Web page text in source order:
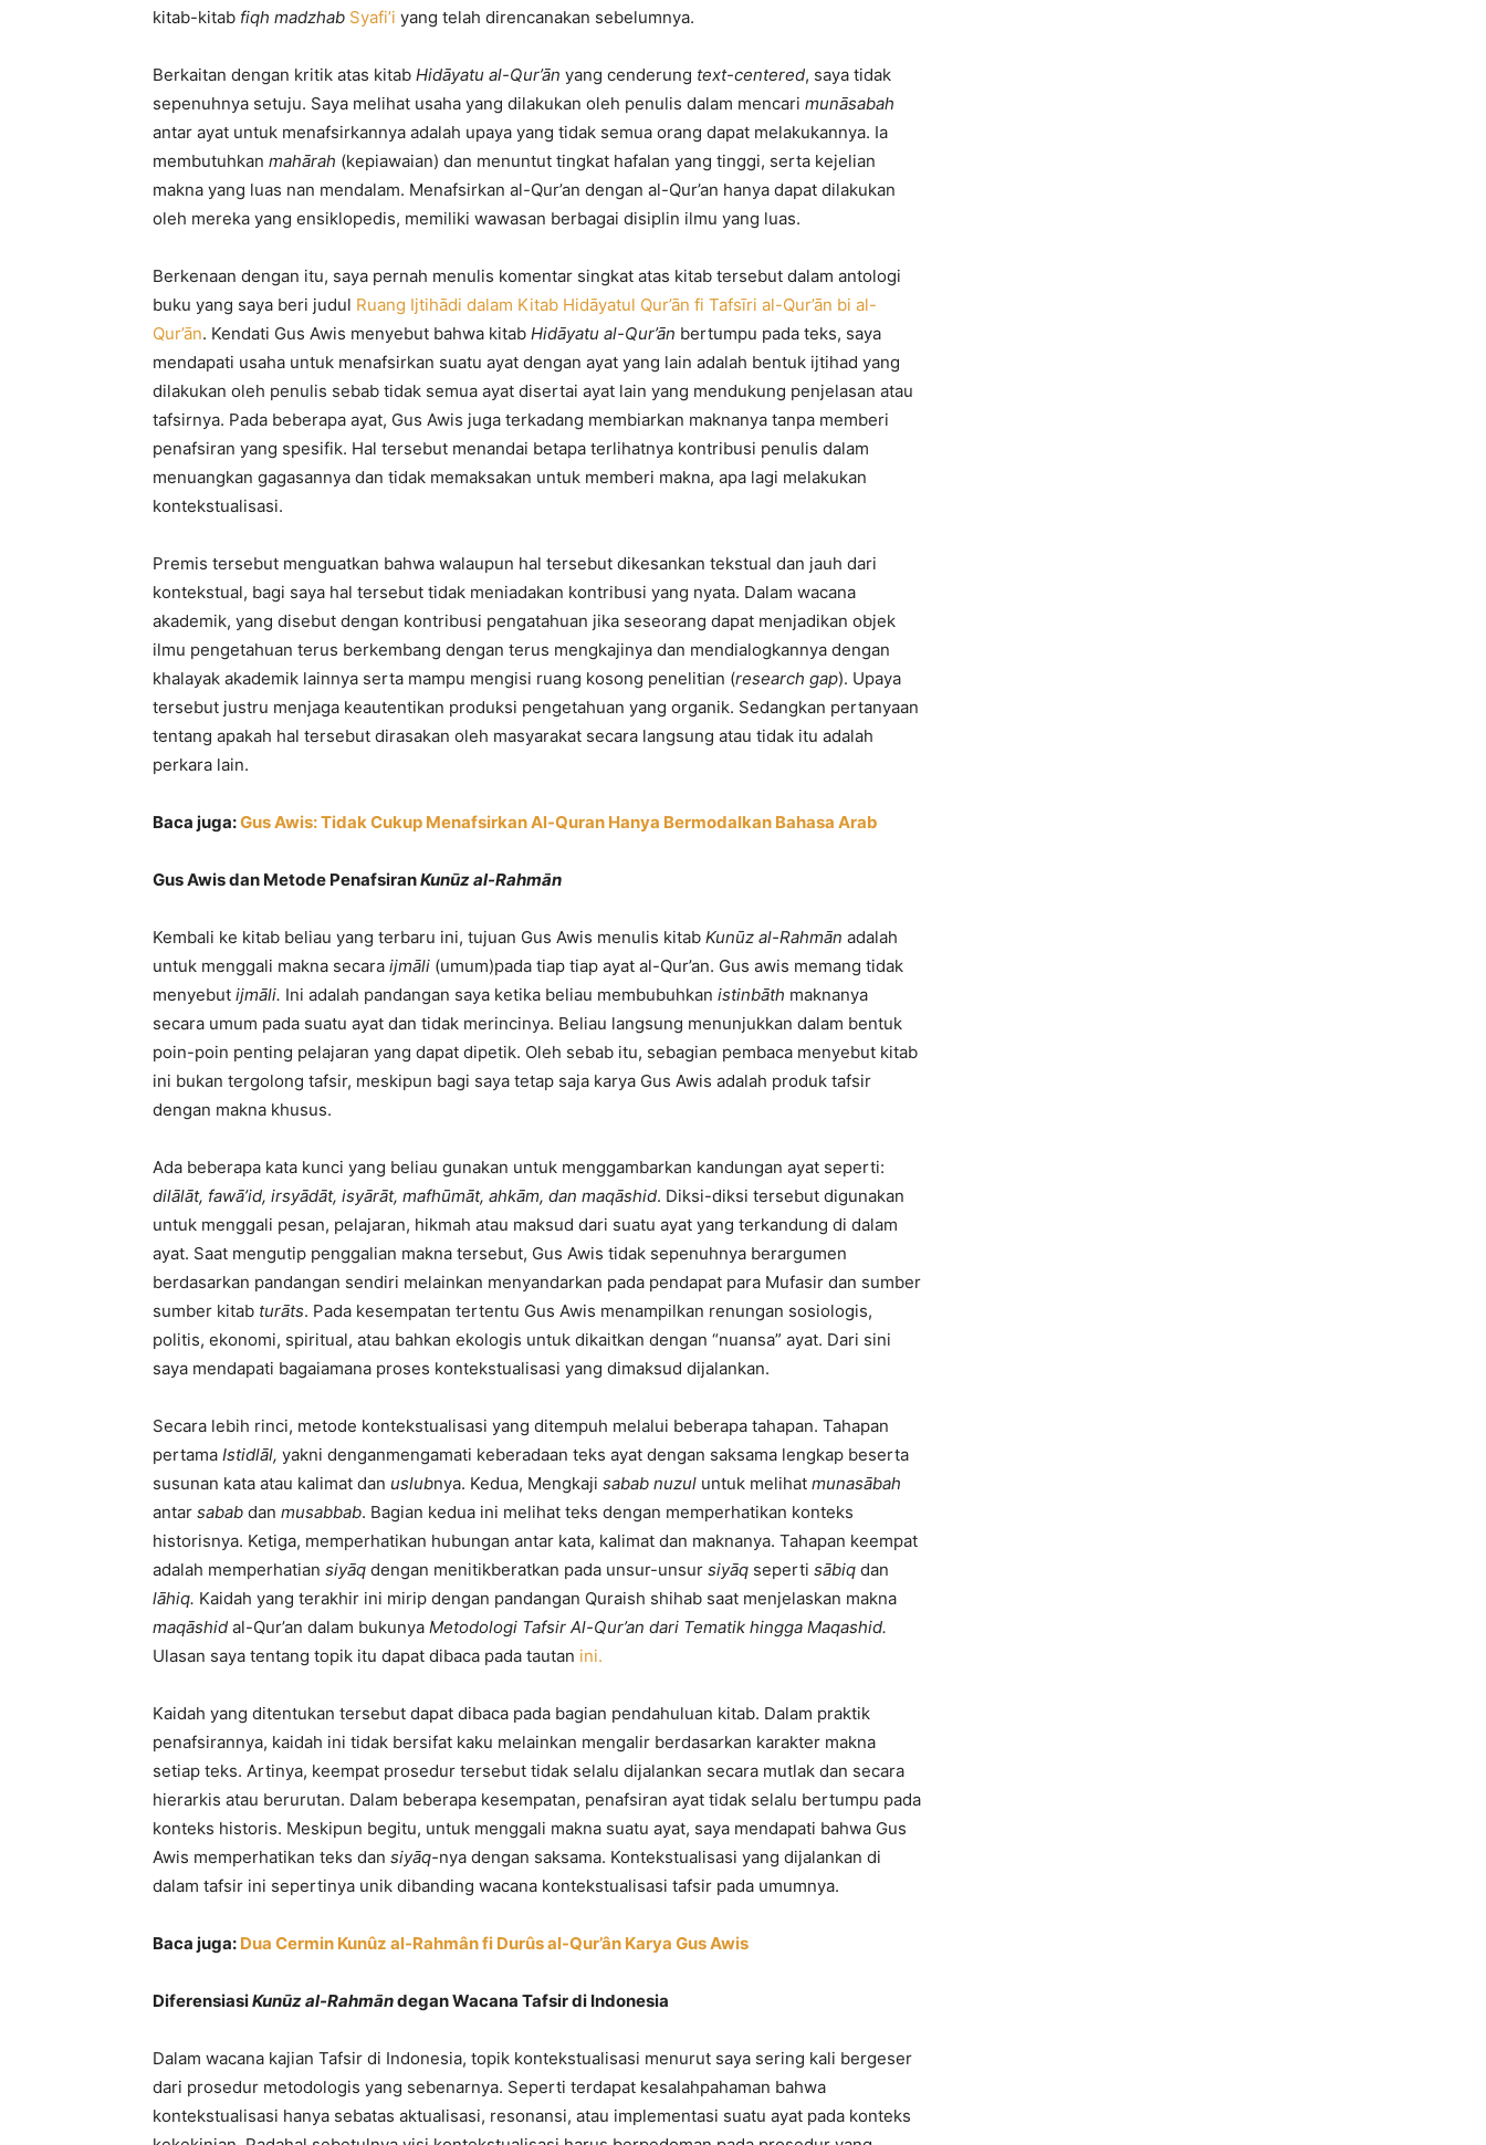
kitab-kitab fiqh madzhab Syafi’i yang telah direncanakan sebelumnya.
Berkaitan dengan kritik atas kitab Hidāyatu al-Qur’ān yang cenderung text-centered, saya tidak
sepenuhnya setuju. Saya melihat usaha yang dilakukan oleh penulis dalam mencari munāsabah
antar ayat untuk menafsirkannya adalah upaya yang tidak semua orang dapat melakukannya. Ia
membutuhkan mahārah (kepiawaian) dan menuntut tingkat hafalan yang tinggi, serta kejelian
makna yang luas nan mendalam. Menafsirkan al-Qur’an dengan al-Qur’an hanya dapat dilakukan
oleh mereka yang ensiklopedis, memiliki wawasan berbagai disiplin ilmu yang luas.
Berkenaan dengan itu, saya pernah menulis komentar singkat atas kitab tersebut dalam antologi
buku yang saya beri judul Ruang Ijtihādi dalam Kitab Hidāyatul Qur’ān fi Tafsīri al-Qur’ān bi al-
Qur’ān. Kendati Gus Awis menyebut bahwa kitab Hidāyatu al-Qur’ān bertumpu pada teks, saya
mendapati usaha untuk menafsirkan suatu ayat dengan ayat yang lain adalah bentuk ijtihad yang
dilakukan oleh penulis sebab tidak semua ayat disertai ayat lain yang mendukung penjelasan atau
tafsirnya. Pada beberapa ayat, Gus Awis juga terkadang membiarkan maknanya tanpa memberi
penafsiran yang spesifik. Hal tersebut menandai betapa terlihatnya kontribusi penulis dalam
menuangkan gagasannya dan tidak memaksakan untuk memberi makna, apa lagi melakukan
kontekstualisasi.
Premis tersebut menguatkan bahwa walaupun hal tersebut dikesankan tekstual dan jauh dari
kontekstual, bagi saya hal tersebut tidak meniadakan kontribusi yang nyata. Dalam wacana
akademik, yang disebut dengan kontribusi pengatahuan jika seseorang dapat menjadikan objek
ilmu pengetahuan terus berkembang dengan terus mengkajinya dan mendialogkannya dengan
khalayak akademik lainnya serta mampu mengisi ruang kosong penelitian (research gap). Upaya
tersebut justru menjaga keautentikan produksi pengetahuan yang organik. Sedangkan pertanyaan
tentang apakah hal tersebut dirasakan oleh masyarakat secara langsung atau tidak itu adalah
perkara lain.
Baca juga:Gus Awis: Tidak Cukup Menafsirkan Al-Quran Hanya Bermodalkan Bahasa Arab
Gus Awis dan Metode PenafsiranKunūz al-Rahmān
Kembali ke kitab beliau yang terbaru ini, tujuan Gus Awis menulis kitab Kunūz al-Rahmān adalah
untuk menggali makna secara ijmāli (umum)pada tiap tiap ayat al-Qur’an. Gus awis memang tidak
menyebut ijmāli. Ini adalah pandangan saya ketika beliau membubuhkan istinbāth maknanya
secara umum pada suatu ayat dan tidak merincinya. Beliau langsung menunjukkan dalam bentuk
poin-poin penting pelajaran yang dapat dipetik. Oleh sebab itu, sebagian pembaca menyebut kitab
ini bukan tergolong tafsir, meskipun bagi saya tetap saja karya Gus Awis adalah produk tafsir
dengan makna khusus.
Ada beberapa kata kunci yang beliau gunakan untuk menggambarkan kandungan ayat seperti:
dilālāt, fawā’id, irsyādāt, isyārāt, mafhūmāt, ahkām, dan maqāshid. Diksi-diksi tersebut digunakan
untuk menggali pesan, pelajaran, hikmah atau maksud dari suatu ayat yang terkandung di dalam
ayat. Saat mengutip penggalian makna tersebut, Gus Awis tidak sepenuhnya berargumen
berdasarkan pandangan sendiri melainkan menyandarkan pada pendapat para Mufasir dan sumber
sumber kitab turāts. Pada kesempatan tertentu Gus Awis menampilkan renungan sosiologis,
politis, ekonomi, spiritual, atau bahkan ekologis untuk dikaitkan dengan “nuansa” ayat. Dari sini
saya mendapati bagaiamana proses kontekstualisasi yang dimaksud dijalankan.
Secara lebih rinci, metode kontekstualisasi yang ditempuh melalui beberapa tahapan. Tahapan
pertama Istidlāl, yakni denganmengamati keberadaan teks ayat dengan saksama lengkap beserta
susunan kata atau kalimat dan uslubnya. Kedua, Mengkaji sabab nuzul untuk melihat munasābah
antar sabab dan musabbab. Bagian kedua ini melihat teks dengan memperhatikan konteks
historisnya. Ketiga, memperhatikan hubungan antar kata, kalimat dan maknanya. Tahapan keempat
adalah memperhatian siyāq dengan menitikberatkan pada unsur-unsur siyāq seperti sābiq dan
lāhiq. Kaidah yang terakhir ini mirip dengan pandangan Quraish shihab saat menjelaskan makna
maqāshid al-Qur’an dalam bukunya Metodologi Tafsir Al-Qur’an dari Tematik hingga Maqashid.
Ulasan saya tentang topik itu dapat dibaca pada tautan ini.
Kaidah yang ditentukan tersebut dapat dibaca pada bagian pendahuluan kitab. Dalam praktik
penafsirannya, kaidah ini tidak bersifat kaku melainkan mengalir berdasarkan karakter makna
setiap teks. Artinya, keempat prosedur tersebut tidak selalu dijalankan secara mutlak dan secara
hierarkis atau berurutan. Dalam beberapa kesempatan, penafsiran ayat tidak selalu bertumpu pada
konteks historis. Meskipun begitu, untuk menggali makna suatu ayat, saya mendapati bahwa Gus
Awis memperhatikan teks dan siyāq-nya dengan saksama. Kontekstualisasi yang dijalankan di
dalam tafsir ini sepertinya unik dibanding wacana kontekstualisasi tafsir pada umumnya.
Baca juga: Dua Cermin Kunûz al-Rahmân fi Durûs al-Qur’ân Karya Gus Awis
DiferensiasiKunūz al-Rahmāndegan Wacana Tafsir di Indonesia
Dalam wacana kajian Tafsir di Indonesia, topik kontekstualisasi menurut saya sering kali bergeser
dari prosedur metodologis yang sebenarnya. Seperti terdapat kesalahpahaman bahwa
kontekstualisasi hanya sebatas aktualisasi, resonansi, atau implementasi suatu ayat pada konteks